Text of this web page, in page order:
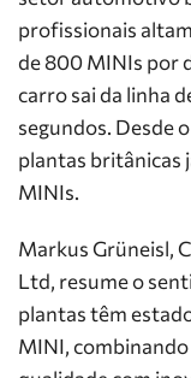
profissionais
de 800 MINIs por
carro sai da linha
segundos. Desde
plantas britânicas
MINIs.
Markus Grüneisl,
Ltd, resume o
plantas têm
MINI,